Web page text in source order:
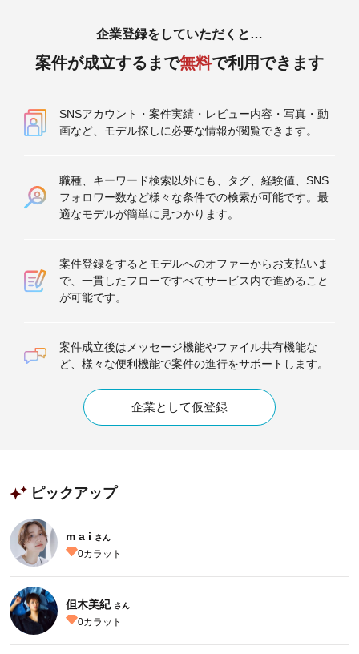
企業登録をしていただくと…
案件が成立するまで無料で利用できます
SNSアカウント・案件実績・レビュー内容・写真・動
画など、モデル探しに必要な情報が閲覧できます。
職種、キーワード検索以外にも、タグ、経験値、SNS
フォロワー数など様々な条件での検索が可能です。最
適なモデルが簡単に見つかります。
案件登録をするとモデルへのオファーからお支払いま
で、一貫したフローですべてサービス内で進めること
が可能です。
案件成立後はメッセージ機能やファイル共有機能な
ど、様々な便利機能で案件の進行をサポートします。
企業として仮登録
ピックアップ
m a i さん
0カラット
但木美紀 さん
0カラット